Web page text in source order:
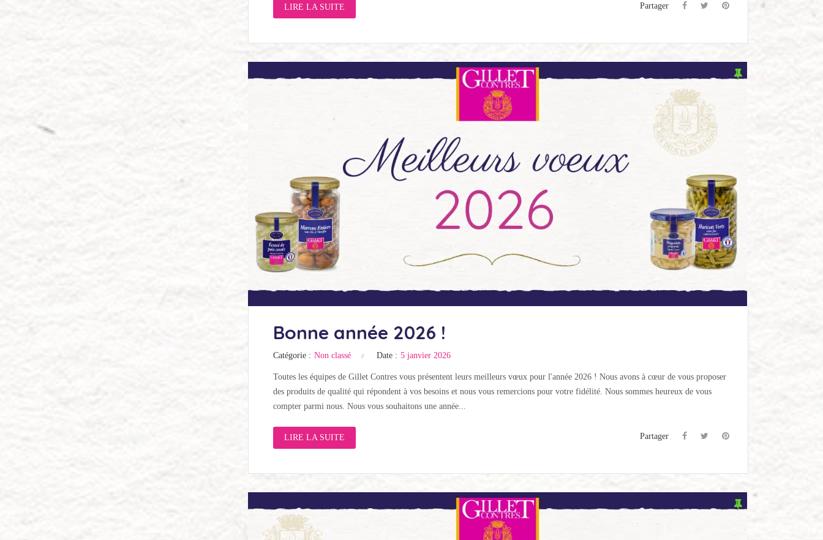
LIRE LA SUITE Partager
Bonne année 2026 !
Catégorie : Non classé Date : 5 janvier 2026
Toutes les équipes de Gillet Contres vous présentent leurs meilleurs vœux pour l'année 2026 ! Nous avons à cœur de vous proposer
des produits de qualité qui répondent à vos besoins et nous vous remercions pour votre fidélité. Nous sommes heureux de vous
compter parmi nous. Nous vous souhaitons une année...
LIRE LA SUITE Partager